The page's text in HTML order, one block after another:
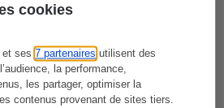
cookies
et ses7 partenaires utilisent des
la performance,
les partager, optimiser la
contenus provenant de sites tiers.